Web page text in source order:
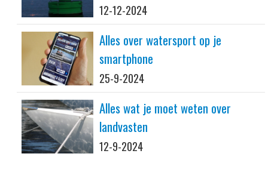
12-12-2024
Alles over watersport op je
smartphone
25-9-2024
Alles wat je moet weten over
landvasten
12-9-2024